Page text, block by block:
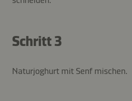
Schritt 3
Naturjoghurt mit Senf mischen.